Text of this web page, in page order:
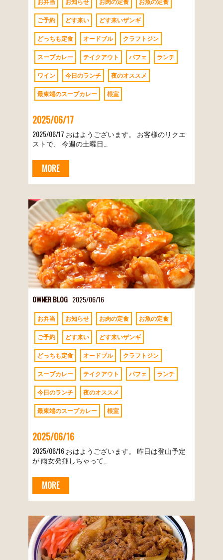
ご予約 どす来い どす来いザンギ
どっちも定食 オードブル クラフトジン
スープカレー テイクアウト パフェ ランチ
ワイン 今日のランチ 夜のオススメ
最東端のスープカレー 根室
2025/06/17
2025/06/17 おはようございます。 お客様のリクエ
ストで、 今週の土曜日…
MORE
OWNER BLOG 2025/06/16
お弁当 お知らせ お肉の定食 お魚の定食
ご予約 どす来い どす来いザンギ
どっちも定食 オードブル クラフトジン
スープカレー テイクアウト パフェ ランチ
今日のランチ 夜のオススメ
最東端のスープカレー 根室
2025/06/16
2025/06/16 おはようございます。 昨日は登山予定
が 雨女発揮しちゃって…
MORE